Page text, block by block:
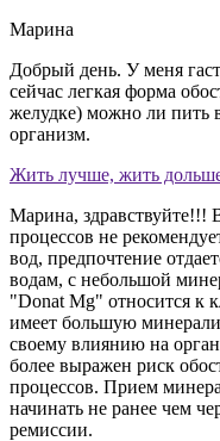
Марина
Добрый день. У меня
сейчас легкая форма
желудке) можно ли пить
организм.
Жить лучше, жить
Марина, здравствуйте!!!
процессов не
вод, предпочтение
водам, с небольшой
"Donat Mg" относится к
имеет большую
своему влиянию на
более выражен риск
процессов. Прием
начинать не ранее чем
ремиссии.